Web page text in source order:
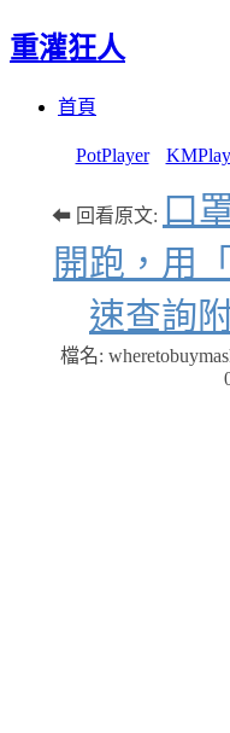
重灌狂人
首頁
PotPlayer
⬅ 回看原文: 口
開跑，用
速查詢
檔名: